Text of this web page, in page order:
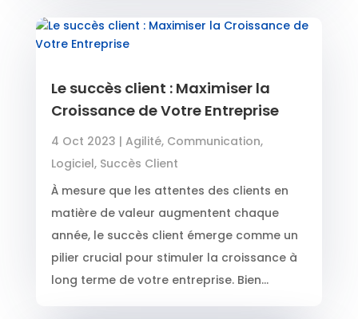
Le succès client : Maximiser la
Croissance de Votre Entreprise
4 Oct 2023 | Agilité, Communication,
Logiciel, Succès Client
À mesure que les attentes des clients en
matière de valeur augmentent chaque
année, le succès client émerge comme un
pilier crucial pour stimuler la croissance à
long terme de votre entreprise. Bien...